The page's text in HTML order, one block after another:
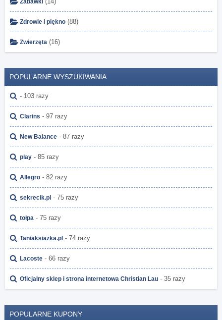
Zdrowie i piękno (88)
Zwierzęta (16)
POPULARNE WYSZUKIWANIA
- 103 razy
Clarins - 97 razy
New Balance - 87 razy
play - 85 razy
Allegro - 82 razy
sekrecik.pl - 75 razy
tołpa - 75 razy
Taniaksiazka.pl - 74 razy
Lacoste - 66 razy
Oficjalny sklep i strona internetowa Christian Lau - 35 razy
POPULARNE KUPONY